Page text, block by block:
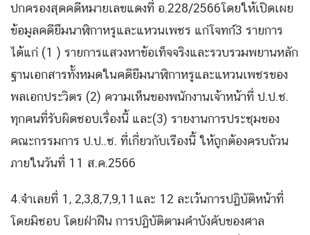
ปกครองสุดคดีหมายเลขแดงที่ อ.228/2566โดยให้เปิดเผย
ข้อมูลคดียืมนาฬิกาหรูและแหวนเพชร แก่โจทก์3 รายการ
ได้แก่ (1 ) รายการแสวงหาข้อเท็จจริงและรวบรวมพยานหลัก
ฐานเอกสารทั้งหมดในคดียืมนาฬิกาหรูและแหวนเพชรของ
พลเอกประวิตร (2) ความเห็นของพนักงานเจ้าหน้าที่ ป.ป.ช.
ทุกคนที่รับผิดชอบเรื่องนี้ และ(3) รายงานการประชุมของ
คณะกรรมการ ป.ป..ช. ที่เกี่ยวกับเรืองนี้ ให้ถูกต้องครบถ้วน
ภายในวันที่ 11 ส.ค.2566
4.จำเลยที่ 1, 2,3,8,7,9,11และ 12 ละเว้นการปฏิบัติหน้าที่
โดยมิชอบ โดยฝ่าฝืน การปฏิบัติตามคำบังคับของศาล